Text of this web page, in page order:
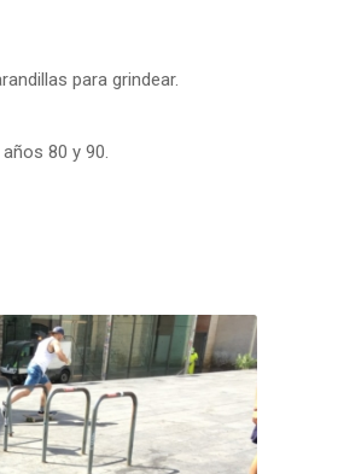
para grindear.
80 y 90.